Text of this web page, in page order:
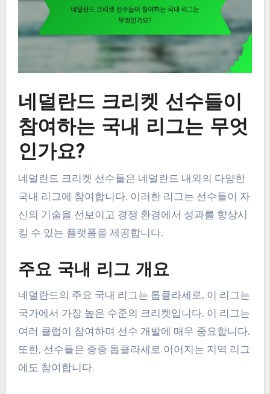
네덜란드 크리켓 선수들이
참여하는 국내 리그는 무엇
인가요?
네덜란드 크리켓 선수들은 네덜란드 내외의 다양한
국내 리그에 참여합니다. 이러한 리그는 선수들이 자
신의 기술을 선보이고 경쟁 환경에서 성과를 향상시
킬 수 있는 플랫폼을 제공합니다.
주요 국내 리그 개요
네덜란드의 주요 국내 리그는 톱클라세로, 이 리그는
국가에서 가장 높은 수준의 크리켓입니다. 이 리그는
여러 클럽이 참여하며 선수 개발에 매우 중요합니다.
또한, 선수들은 종종 톱클라세로 이어지는 지역 리그
에도 참여합니다.